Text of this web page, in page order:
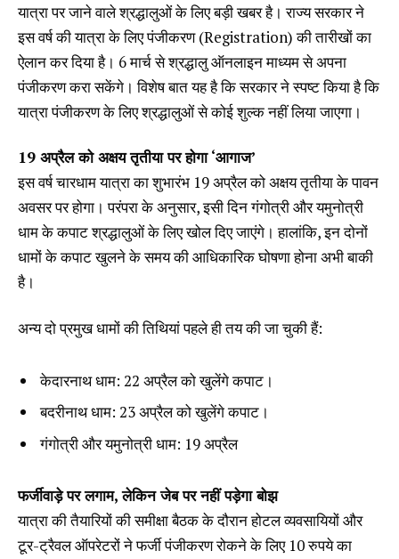
यात्रा पर जाने वाले श्रद्धालुओं के लिए बड़ी खबर है। राज्य सरकार ने
इस वर्ष की यात्रा के लिए पंजीकरण (Registration) की तारीखों का
ऐलान कर दिया है। 6 मार्च से श्रद्धालु ऑनलाइन माध्यम से अपना
पंजीकरण करा सकेंगे। विशेष बात यह है कि सरकार ने स्पष्ट किया है कि
यात्रा पंजीकरण के लिए श्रद्धालुओं से कोई शुल्क नहीं लिया जाएगा।
19 अप्रैल को अक्षय तृतीया पर होगा ‘आगाज’
इस वर्ष चारधाम यात्रा का शुभारंभ 19 अप्रैल को अक्षय तृतीया के पावन
अवसर पर होगा। परंपरा के अनुसार, इसी दिन गंगोत्री और यमुनोत्री
धाम के कपाट श्रद्धालुओं के लिए खोल दिए जाएंगे। हालांकि, इन दोनों
धामों के कपाट खुलने के समय की आधिकारिक घोषणा होना अभी बाकी
है।
अन्य दो प्रमुख धामों की तिथियां पहले ही तय की जा चुकी हैं:
केदारनाथ धाम: 22 अप्रैल को खुलेंगे कपाट।
बदरीनाथ धाम: 23 अप्रैल को खुलेंगे कपाट।
गंगोत्री और यमुनोत्री धाम: 19 अप्रैल
फर्जीवाड़े पर लगाम, लेकिन जेब पर नहीं पड़ेगा बोझ
यात्रा की तैयारियों की समीक्षा बैठक के दौरान होटल व्यवसायियों और
टूर-ट्रैवल ऑपरेटरों ने फर्जी पंजीकरण रोकने के लिए 10 रुपये का